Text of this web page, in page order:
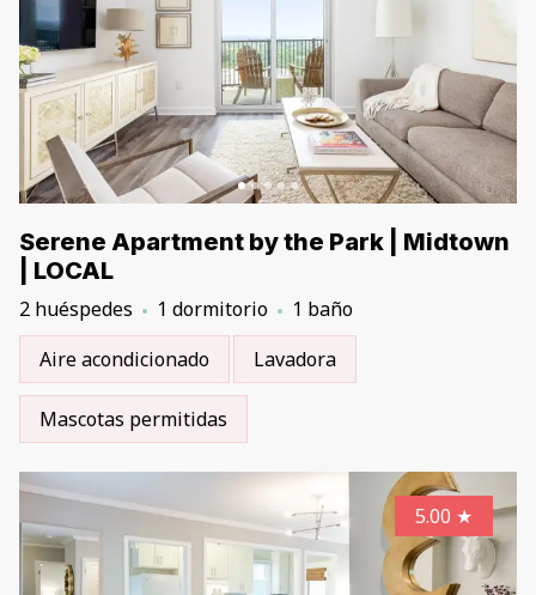
Serene Apartment by the Park | Midtown
| LOCAL
2 huéspedes 1 dormitorio
1 baño
Aire acondicionado
Lavadora
Mascotas permitidas
5.00 ★